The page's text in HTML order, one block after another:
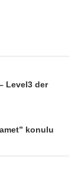
Level3 der
konulu